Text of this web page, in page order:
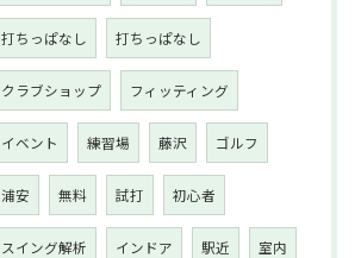
打ちっぱなし 打ちっぱなし
クラブショップ フィッティング
イベント 練習場 藤沢 ゴルフ
浦安 無料 試打 初心者
スイング解析 インドア 駅近 室内